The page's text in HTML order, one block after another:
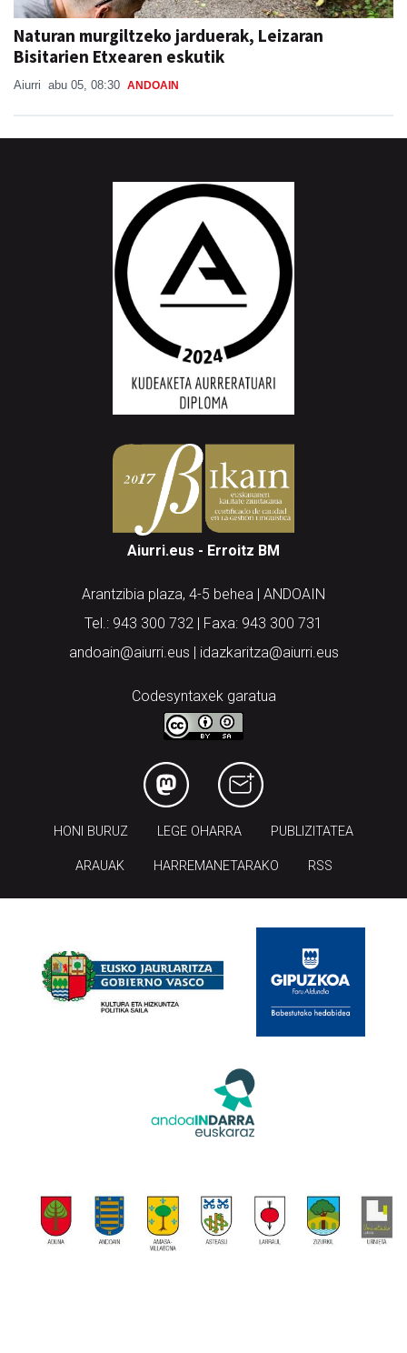
Naturan murgiltzeko jarduerak, Leizaran
Bisitarien Etxearen eskutik
Aiurri abu 05, 08:30 ANDOAIN
Aiurri.eus - Erroitz BM
Arantzibia plaza, 4-5 behea | ANDOAIN
Tel.: 943 300 732 | Faxa: 943 300 731
andoain@aiurri.eus | idazkaritza@aiurri.eus
Codesyntaxek garatua
HONI BURUZ LEGE OHARRA PUBLIZITATEA
ARAUAK HARREMANETARAKO RSS